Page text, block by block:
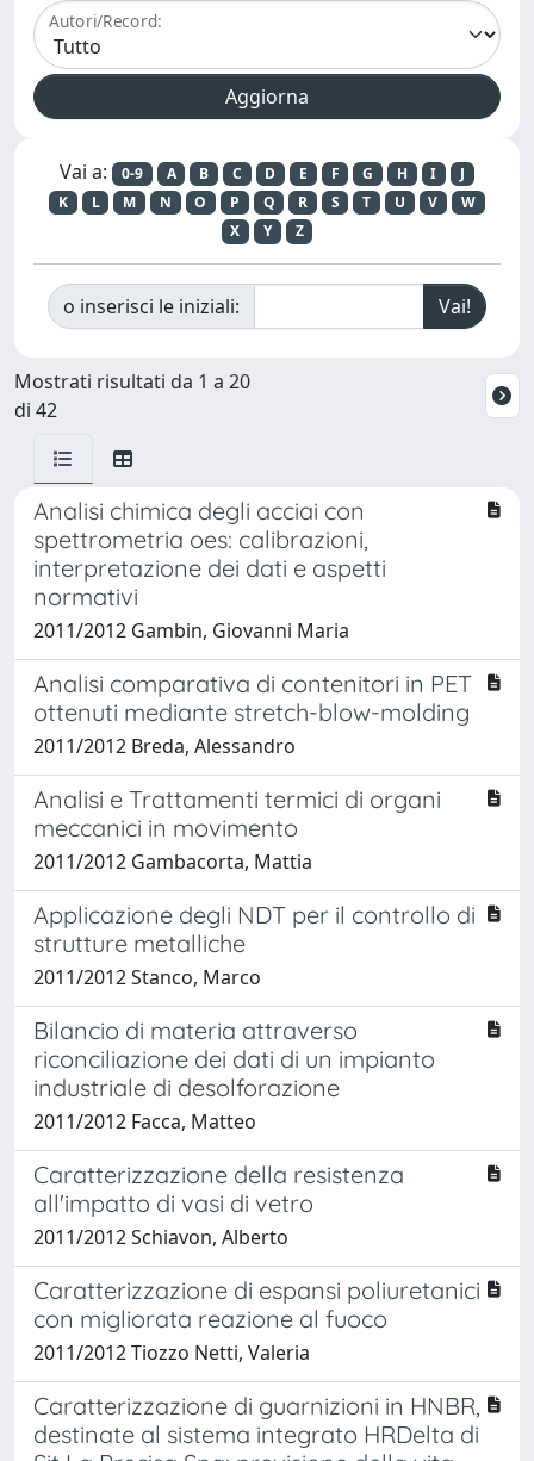
Autori/Record:
Vai a: 0-9 A B C D E F G H I
J
K
L M N O P Q R S T U V
W
X
Y Z
o inserisci le iniziali:
Mostrati risultati da 1 a 20
di 42
Analisi chimica degli acciai con
spettrometria oes: calibrazioni,
interpretazione dei dati e aspetti
normativi
2011/2012 Gambin, Giovanni Maria
Analisi comparativa di contenitori in PET
ottenuti mediante stretch-blow-molding
2011/2012 Breda, Alessandro
Analisi e Trattamenti termici di organi
meccanici in movimento
2011/2012 Gambacorta, Mattia
Applicazione degli NDT per il controllo di
strutture metalliche
2011/2012 Stanco, Marco
Bilancio di materia attraverso
riconciliazione dei dati di un impianto
industriale di desolforazione
2011/2012 Facca, Matteo
Caratterizzazione della resistenza
all'impatto di vasi di vetro
2011/2012 Schiavon, Alberto
Caratterizzazione di espansi poliuretanici
con migliorata reazione al fuoco
2011/2012 Tiozzo Netti, Valeria
Caratterizzazione di guarnizioni in HNBR,
destinate al sistema integrato HRDelta di